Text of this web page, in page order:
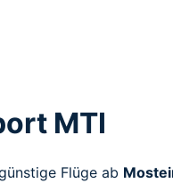
MTI
Flüge ab